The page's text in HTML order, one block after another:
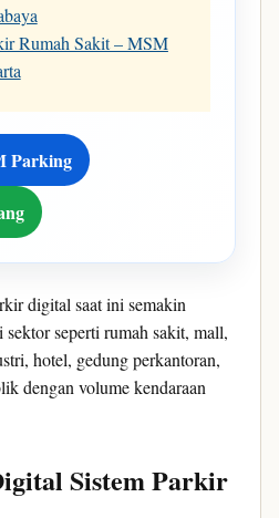
Rumah Sakit – MSM
Parking
digital saat ini semakin
seperti rumah sakit, mall,
hotel, gedung perkantoran,
dengan volume kendaraan
Sistem Parkir